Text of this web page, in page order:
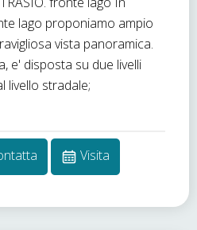
lago proponiamo ampio
vista panoramica.
e' disposta su due livelli
livello stradale;
Visita